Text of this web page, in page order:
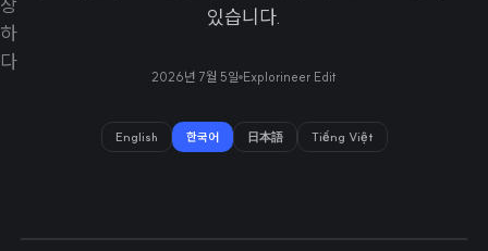
있습니다.
2026년 7월 5일 Explorineer Edit
English 한국어 日本語 Tiếng Việt